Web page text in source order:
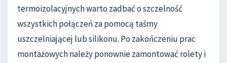
termoizolacyjnych warto zadbać o szczelność
wszystkich połączeń za pomocą taśmy
uszczelniającej lub silikonu. Po zakończeniu prac
montażowych należy ponownie zamontować rolety i